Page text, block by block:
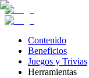
Contenido
Beneficios
Juegos y Trivias
Herramientas